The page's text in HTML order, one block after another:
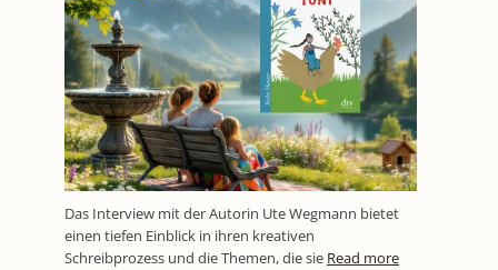
Das Interview mit der Autorin Ute Wegmann bietet
einen tiefen Einblick in ihren kreativen
Schreibprozess und die Themen, die sie Read more